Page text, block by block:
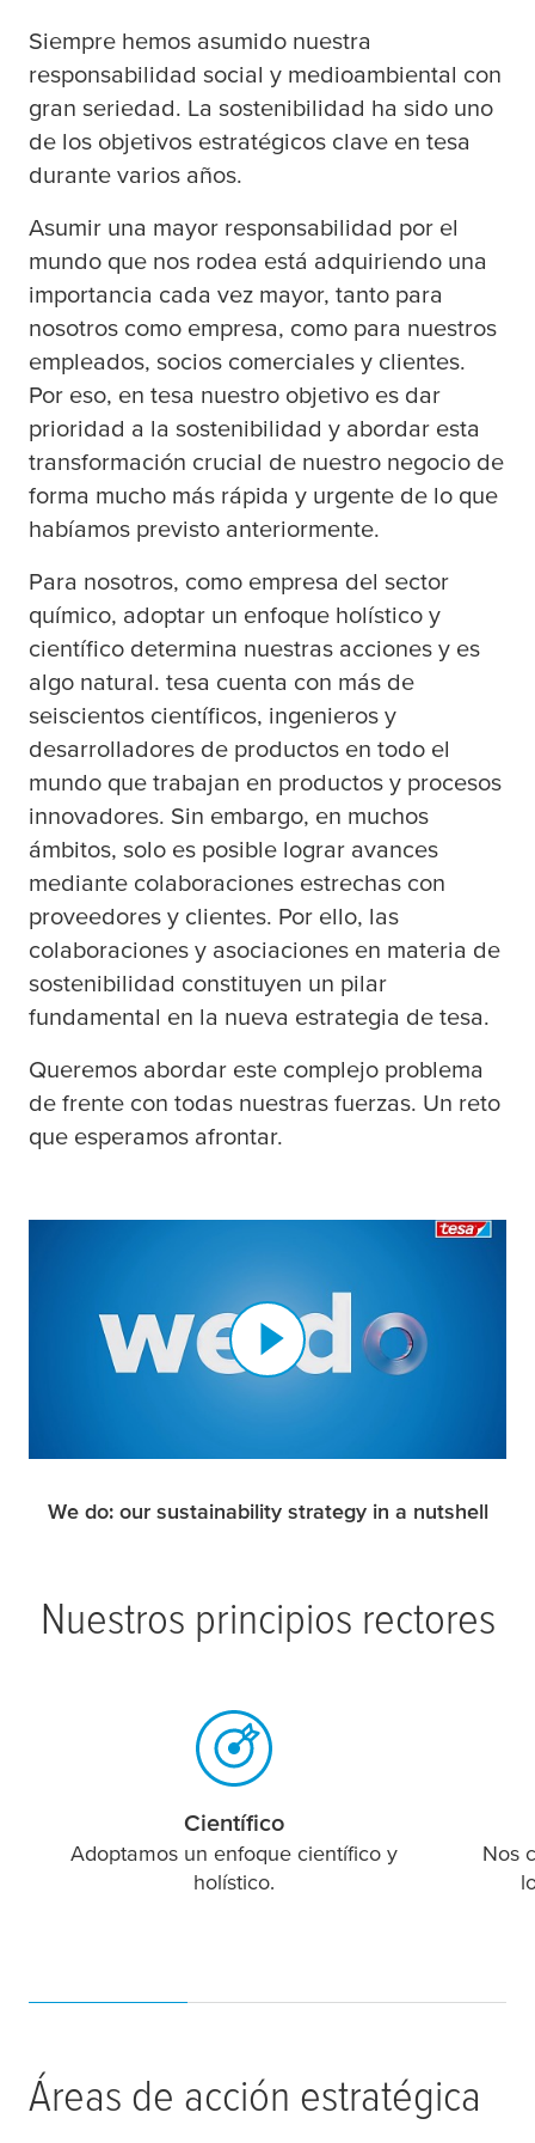
Siempre hemos asumido nuestra
responsabilidad social y medioambiental con
gran seriedad. La sostenibilidad ha sido uno
de los objetivos estratégicos clave en tesa
durante varios años.
Asumir una mayor responsabilidad por el
mundo que nos rodea está adquiriendo una
importancia cada vez mayor, tanto para
nosotros como empresa, como para nuestros
empleados, socios comerciales y clientes.
Por eso, en tesa nuestro objetivo es dar
prioridad a la sostenibilidad y abordar esta
transformación crucial de nuestro negocio de
forma mucho más rápida y urgente de lo que
habíamos previsto anteriormente.
Para nosotros, como empresa del sector
químico, adoptar un enfoque holístico y
científico determina nuestras acciones y es
algo natural. tesa cuenta con más de
seiscientos científicos, ingenieros y
desarrolladores de productos en todo el
mundo que trabajan en productos y procesos
innovadores. Sin embargo, en muchos
ámbitos, solo es posible lograr avances
mediante colaboraciones estrechas con
proveedores y clientes. Por ello, las
colaboraciones y asociaciones en materia de
sostenibilidad constituyen un pilar
fundamental en la nueva estrategia de tesa.
Queremos abordar este complejo problema
de frente con todas nuestras fuerzas. Un reto
que esperamos afrontar.
We do: our sustainability strategy in a nutshell
Nuestros principios rectores
Científico
Adoptamos un enfoque científico y
holístico.
Nos
Áreas de acción estratégica